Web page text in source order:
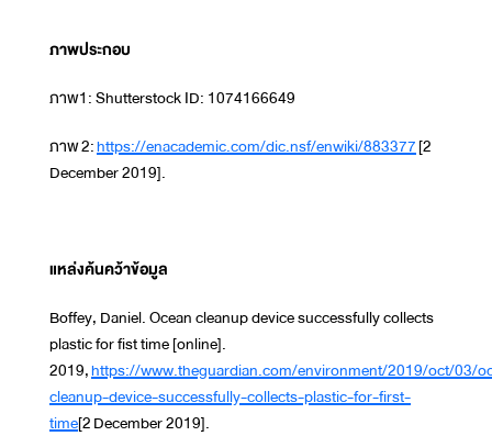
ภาพประกอบ
ภาพ1: Shutterstock ID: 1074166649
ภาพ 2:https://enacademic.com/dic.nsf/enwiki/883377[2
December 2019].
แหล่งค้นคว้าข้อมูล
Boffey, Daniel. Ocean cleanup device successfully collects
plastic for fist time [online].
2019,https://www.theguardian.com/environment/2019/oct/03/
cleanup-device-successfully-collects-plastic-for-first-
time[2 December 2019].